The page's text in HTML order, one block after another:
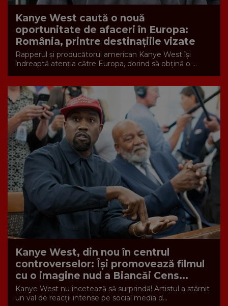
Kanye West caută o nouă
oportunitate de afaceri în Europa:
România, printre destinațiile vizate
Rapperul și producătorul american Kanye West își
îndreaptă atenția către Europa, dorind să obțină o ...
Kanye West, din nou în centrul
controverselor: Își promovează filmul
cu o imagine nud a Biancăi Cens...
Kanye West nu încetează să surprindă! Artistul a stârnit
un val de reacții intense pe social media d...